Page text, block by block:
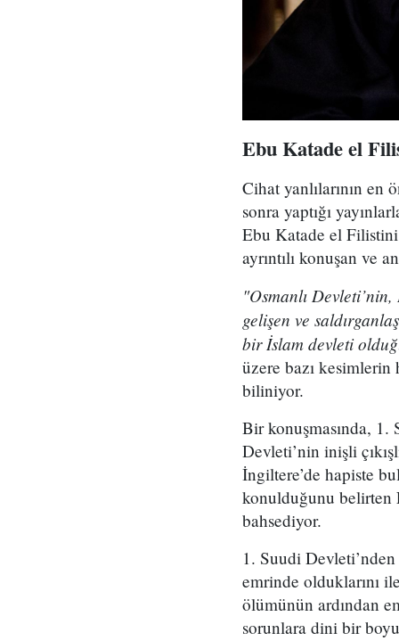
Ebu Katade el
Cihat yanlılarının en
sonra yaptığı
Ebu Katade el
ayrıntılı konuşan ve
"Osmanlı
gelişen ve
bir İslam devleti
üzere bazı kesimlerin
biliniyor.
Bir konuşmasında,
Devleti’nin inişli
İngiltere’de hapiste
konulduğunu belirten
bahsediyor.
1. Suudi
emrinde olduklarını
ölümünün ardından
sorunlara dini bir